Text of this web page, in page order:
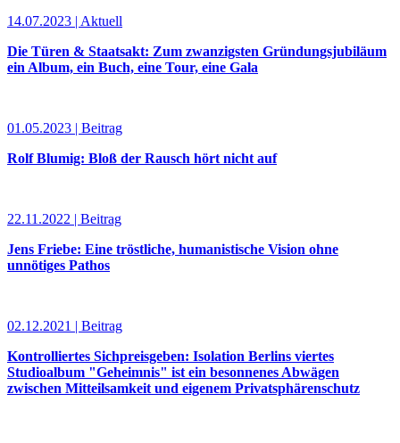
14.07.2023 | Aktuell
Die Türen & Staatsakt: Zum zwanzigsten Gründungsjubiläum
ein Album, ein Buch, eine Tour, eine Gala
01.05.2023 | Beitrag
Rolf Blumig: Bloß der Rausch hört nicht auf
22.11.2022 | Beitrag
Jens Friebe: Eine tröstliche, humanistische Vision ohne
unnötiges Pathos
02.12.2021 | Beitrag
Kontrolliertes Sichpreisgeben: Isolation Berlins viertes
Studioalbum "Geheimnis" ist ein besonnenes Abwägen
zwischen Mitteilsamkeit und eigenem Privatsphärenschutz